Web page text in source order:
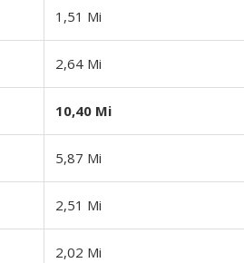
1,51 Mi
2,64 Mi
10,40 Mi
5,87 Mi
2,51 Mi
2,02 Mi